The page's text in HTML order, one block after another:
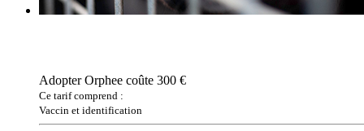
Adopter Orphee coûte 300 €
Ce tarif comprend :
Vaccin et identification